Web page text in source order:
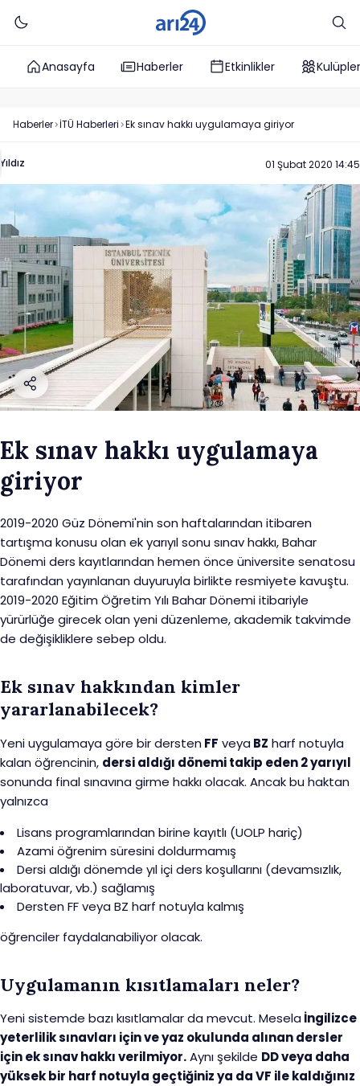
Anasayfa Haberler Etkinlikler Kulüpler
Haberler İTÜ Haberleri Ek sınav hakkı uygulamaya giriyor
Yıldız 01 Şubat 2020 14:45
Ek sınav hakkı uygulamaya
giriyor
2019-2020 Güz Dönemi'nin son haftalarından itibaren
tartışma konusu olan ek yarıyıl sonu sınav hakkı, Bahar
Dönemi ders kayıtlarından hemen önce üniversite senatosu
tarafından yayınlanan duyuruyla birlikte resmiyete kavuştu.
2019-2020 Eğitim Öğretim Yılı Bahar Dönemi itibariyle
yürürlüğe girecek olan yeni düzenleme, akademik takvimde
de değişikliklere sebep oldu.
Ek sınav hakkından kimler
yararlanabilecek?
Yeni uygulamaya göre bir dersten FF veya BZ harf notuyla
kalan öğrencinin, dersi aldığı dönemi takip eden 2 yarıyıl
sonunda final sınavına girme hakkı olacak. Ancak bu haktan
yalnızca
Lisans programlarından birine kayıtlı (UOLP hariç)
Azami öğrenim süresini doldurmamış
Dersi aldığı dönemde yıl içi ders koşullarını (devamsızlık,
laboratuvar, vb.) sağlamış
Dersten FF veya BZ harf notuyla kalmış
öğrenciler faydalanabiliyor olacak.
Uygulamanın kısıtlamaları neler?
Yeni sistemde bazı kısıtlamalar da mevcut. Mesela İngilizce
yeterlilik sınavları için ve yaz okulunda alınan dersler
için ek sınav hakkı verilmiyor.Aynı şekilde DD veya daha
yüksek bir harf notuyla geçtiğiniz ya da VF ile kaldığınız